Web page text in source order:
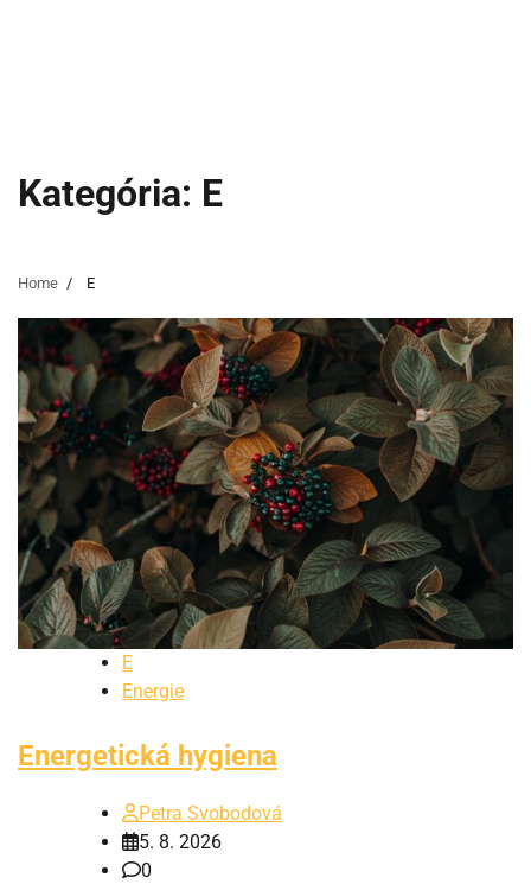
Kategória: E
Home E
E
Energie
Energetická hygiena
Petra Svobodová
5. 8. 2026
0